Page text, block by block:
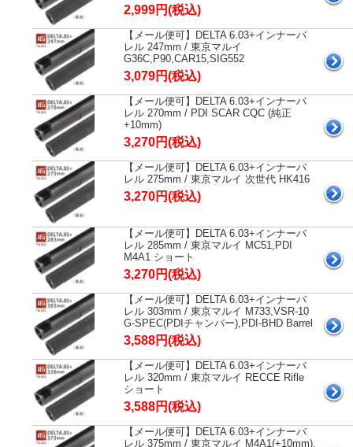
2,999円(税込)
【メール便可】DELTA 6.03+インナーバ
レル 247mm / 東京マルイ
G36C,P90,CAR15,SIG552
3,079円(税込)
【メール便可】DELTA 6.03+インナーバ
レル 270mm / PDI SCAR CQC (純正
+10mm)
3,270円(税込)
【メール便可】DELTA 6.03+インナーバ
レル 275mm / 東京マルイ 次世代 HK416
3,270円(税込)
【メール便可】DELTA 6.03+インナーバ
レル 285mm / 東京マルイ MC51,PDI
M4A1 ショート
3,270円(税込)
【メール便可】DELTA 6.03+インナーバ
レル 303mm / 東京マルイ M733,VSR-10
G-SPEC(PDIチャンバー),PDI-BHD Barrel
3,588円(税込)
【メール便可】DELTA 6.03+インナーバ
レル 320mm / 東京マルイ RECCE Rifle
ショート
3,588円(税込)
【メール便可】DELTA 6.03+インナーバ
レル 375mm / 東京マルイ M4A1(+10mm),